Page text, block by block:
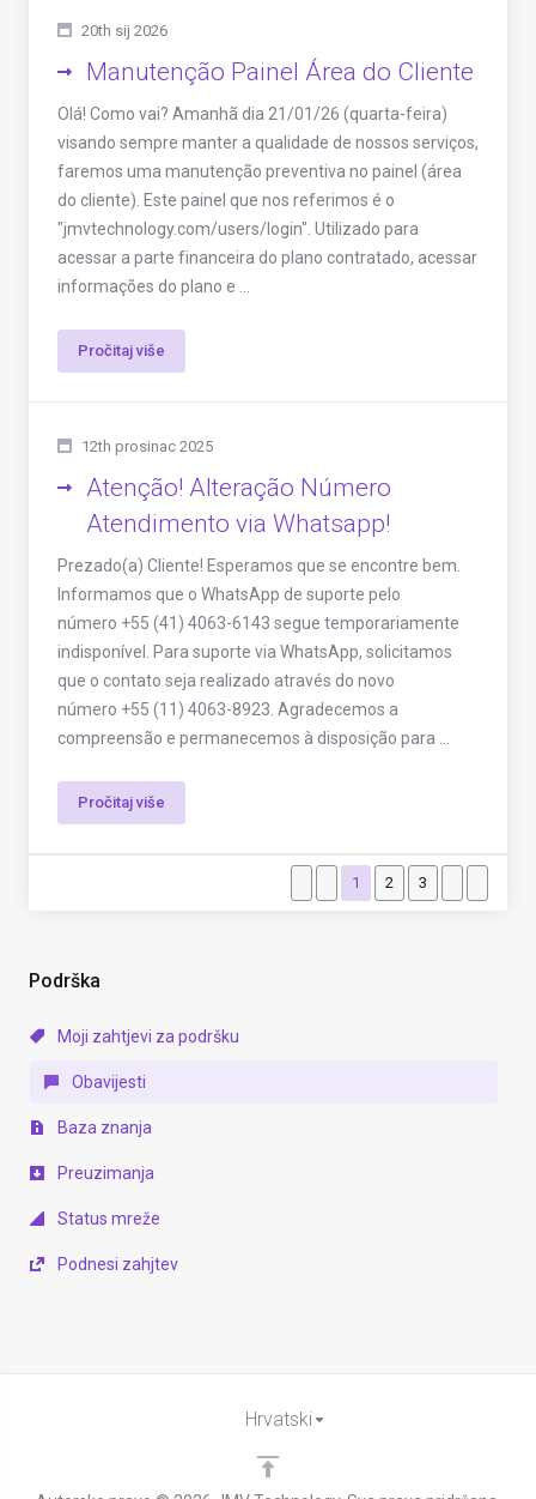
Podrška
Moji zahtjevi za podršku
Obavijesti
Baza znanja
Preuzimanja
Status mreže
Podnesi zahjtev
20th sij 2026
Manutenção Painel Área do Cliente
Olá! Como vai? Amanhã dia 21/01/26 (quarta-feira)
visando sempre manter a qualidade de nossos serviços,
faremos uma manutenção preventiva no painel (área
do cliente). Este painel que nos referimos é o
"jmvtechnology.com/users/login". Utilizado para
acessar a parte financeira do plano contratado, acessar
informações do plano e ...
Pročitaj više
12th prosinac 2025
Atenção! Alteração Número
Atendimento via Whatsapp!
Prezado(a) Cliente! Esperamos que se encontre bem.
Informamos que o WhatsApp de suporte pelo
número +55 (41) 4063-6143 segue temporariamente
indisponível. Para suporte via WhatsApp, solicitamos
que o contato seja realizado através do novo
número +55 (11) 4063-8923. Agradecemos a
compreensão e permanecemos à disposição para ...
Pročitaj više
1 2 3
Hrvatski